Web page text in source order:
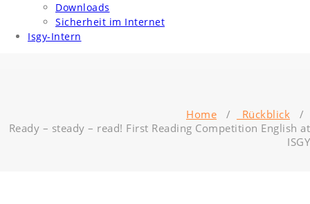
Downloads
Sicherheit im Internet
Isgy-Intern
Home / _Rückblick /
Ready – steady – read! First Reading Competition English at
ISGY